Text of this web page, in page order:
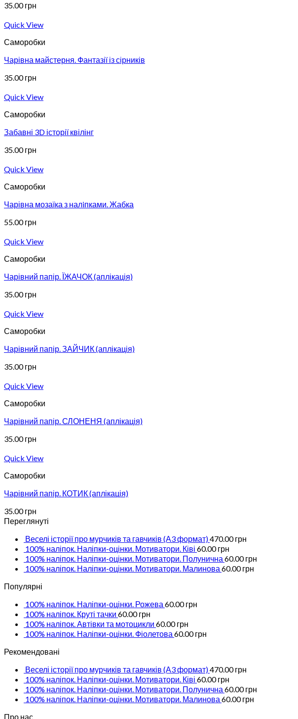
35.00грн
Quick View
Саморобки
Чарівна майстерня. Фантазії із сірників
35.00грн
Quick View
Саморобки
Забавні 3D історії квілінг
35.00грн
Quick View
Саморобки
Чарівна мозаїка з налiпками. Жабка
55.00грн
Quick View
Саморобки
Чарівний папір. ЇЖАЧОК (аплікація)
35.00грн
Quick View
Саморобки
Чарівний папір. ЗАЙЧИК (аплікація)
35.00грн
Quick View
Саморобки
Чарівний папір. СЛОНЕНЯ (аплікація)
35.00грн
Quick View
Саморобки
Чарівний папір. КОТИК (аплікація)
35.00грн
Переглянуті
Веселі історії про мурчиків та гавчиків (А3 формат)470.00грн
100% наліпок. Наліпки-оцінки. Мотиватори. Ківі 60.00грн
100% наліпок. Наліпки-оцінки. Мотиватори. Полунична 60.00грн
100% наліпок. Наліпки-оцінки. Мотиватори. Малинова 60.00грн
Популярні
100% наліпок. Наліпки-оцінки. Рожева 60.00грн
100% наліпок. Круті тачки 60.00грн
100% наліпок. Автівки та мотоцикли 60.00грн
100% наліпок. Наліпки-оцінки. Фіолетова 60.00грн
Рекомендовані
Веселі історії про мурчиків та гавчиків (А3 формат)470.00грн
100% наліпок. Наліпки-оцінки. Мотиватори. Ківі 60.00грн
100% наліпок. Наліпки-оцінки. Мотиватори. Полунична 60.00грн
100% наліпок. Наліпки-оцінки. Мотиватори. Малинова 60.00грн
Про нас